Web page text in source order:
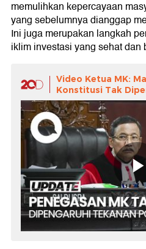
memulihkan kepercayaan
yang sebelumnya dianggap
Ini juga merupakan langkah
iklim investasi yang sehat
Video Ketua MK:
Konstitusi Tak